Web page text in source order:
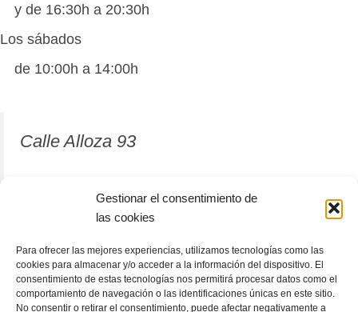
Gestionar el consentimiento de
las cookies
Para ofrecer las mejores experiencias, utilizamos tecnologías como las
cookies para almacenar y/o acceder a la información del dispositivo. El
consentimiento de estas tecnologías nos permitirá procesar datos como el
comportamiento de navegación o las identificaciones únicas en este sitio.
No consentir o retirar el consentimiento, puede afectar negativamente a
y de 16:30h a 20:30h
Los sábados
de 10:00h a 14:00h
Calle Alloza 93
12001 Castellón de la Plana
964 81 37 63